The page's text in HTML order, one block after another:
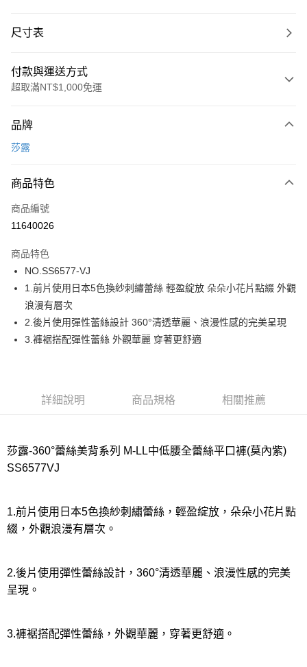
尺寸表
付款與運送方式
超取滿NT$1,000免運
信用卡一次付款
LINE Pay
街口支付
運送方式
全家取貨付款
每筆NT$80，滿NT$1,000(含以上)免運費
付款後全家取貨
每筆NT$80，滿NT$1,000(含以上)免運費
宅配
離島
每筆NT$220
每筆NT$80，滿NT$1,000(含以上)免運費
品牌
莎露
商品特色
商品編號
11640026
商品特色
NO.SS6577-VJ
1.前片使用日本5色換紗刺繡蕾絲 輕盈綻放 朵朵小花片點綴 外觀
浪漫有層次
2.後片使用彈性蕾絲設計 360°清透華麗、浪漫性感的完美呈現
3.褲裾搭配彈性蕾絲 外觀華麗 穿著更舒適
詳細說明 商品規格 相關推薦
莎露-360°蕾絲美背系列 M-LL中低腰全蕾絲平口褲(莫內紫)
SS6577VJ
1.前片使用日本5色換紗刺繡蕾絲，輕盈綻放，朵朵小花片點
綴，外觀浪漫有層次。
2.後片使用彈性蕾絲設計，360°清透華麗、浪漫性感的完美
呈現。
3.褲裾搭配彈性蕾絲，外觀華麗，穿著更舒適。